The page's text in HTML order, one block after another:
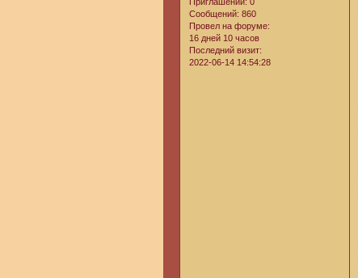
Сообщений: 860
Провел на форуме:
16 дней 10 часов
Последний визит:
2022-06-14 14:54:28